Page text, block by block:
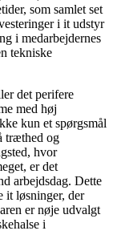
som samlet set
i it udstyr
i medarbejdernes
tekniske
det perifere
med høj
kun et spørgsmål
træthed og
hvor
er det
arbejdsdag. Dette
it løsninger, der
er nøje udvalgt
i